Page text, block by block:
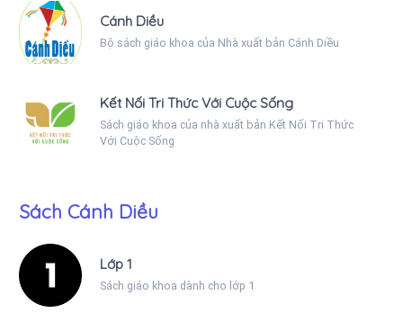
Cánh Diều
Bộ sách giáo khoa của Nhà xuất bản Cánh Diều
Kết Nối Tri Thức Với Cuộc Sống
Sách giáo khoa của nhà xuất bản Kết Nối Tri Thức
Với Cuộc Sống
Sách Cánh Diều
Lớp 1
Sách giáo khoa dành cho lớp 1